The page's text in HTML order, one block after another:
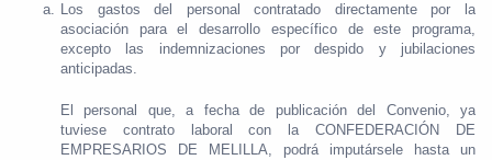
Los gastos del personal contratado directamente por la
asociación para el desarrollo específico de este programa,
excepto las indemnizaciones por despido y jubilaciones
anticipadas.
El personal que, a fecha de publicación del Convenio, ya
tuviese contrato laboral con la CONFEDERACIÓN DE
EMPRESARIOS DE MELILLA, podrá imputársele hasta un